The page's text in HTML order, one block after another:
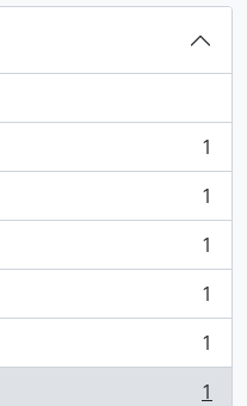
1
1
1
1
1
1